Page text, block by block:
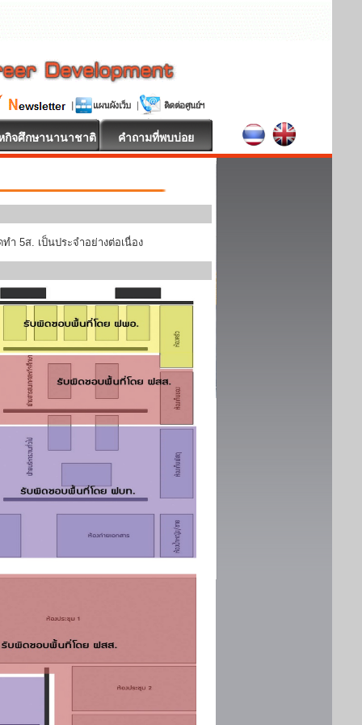
กิจศึกษานานาชาติ คำถามที่พบบ่อย
5ส. เป็นประจำอย่างต่อเนื่อง